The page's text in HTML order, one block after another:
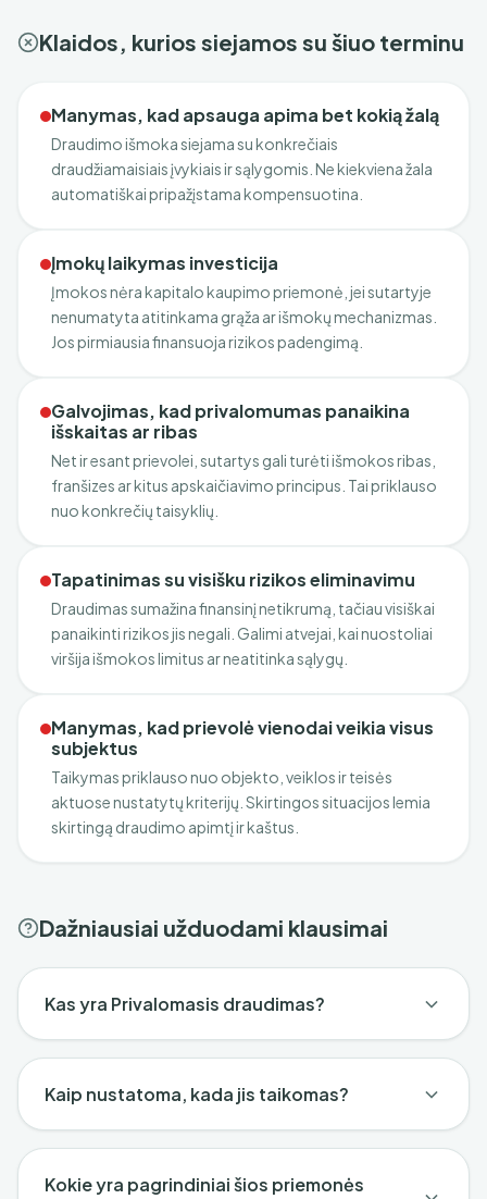
Klaidos, kurios siejamos su šiuo terminu
Manymas, kad apsauga apima bet kokią žalą
Draudimo išmoka siejama su konkrečiais
draudžiamaisiais įvykiais ir sąlygomis. Ne kiekviena žala
automatiškai pripažįstama kompensuotina.
Įmokų laikymas investicija
Įmokos nėra kapitalo kaupimo priemonė, jei sutartyje
nenumatyta atitinkama grąža ar išmokų mechanizmas.
Jos pirmiausia finansuoja rizikos padengimą.
Galvojimas, kad privalomumas panaikina
išskaitas ar ribas
Net ir esant prievolei, sutartys gali turėti išmokos ribas,
franšizes ar kitus apskaičiavimo principus. Tai priklauso
nuo konkrečių taisyklių.
Tapatinimas su visišku rizikos eliminavimu
Draudimas sumažina finansinį netikrumą, tačiau visiškai
panaikinti rizikos jis negali. Galimi atvejai, kai nuostoliai
viršija išmokos limitus ar neatitinka sąlygų.
Manymas, kad prievolė vienodai veikia visus
subjektus
Taikymas priklauso nuo objekto, veiklos ir teisės
aktuose nustatytų kriterijų. Skirtingos situacijos lemia
skirtingą draudimo apimtį ir kaštus.
Dažniausiai užduodami klausimai
Kas yra Privalomasis draudimas?
Kaip nustatoma, kada jis taikomas?
Kokie yra pagrindiniai šios priemonės